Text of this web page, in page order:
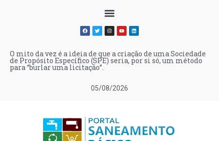
05/08/2026
O mito da vez é a ideia de que a criação de uma Sociedade
de Propósito Específico (SPE) seria, por si só, um método
para “burlar uma licitação”.